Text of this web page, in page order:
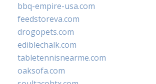
bbq-empire-usa.com
feedstoreva.com
drogopets.com
ediblechalk.com
tabletennisnearme.com
oaksofa.com